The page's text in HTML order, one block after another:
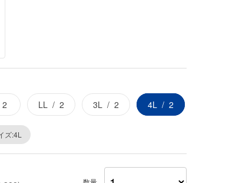
2 LL 2 3L 2 4L 2
ズ:4L